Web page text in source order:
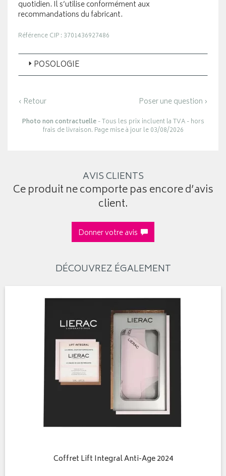
quotidien. Il s’utilise conformément aux
recommandations du fabricant.
Référence CIP : 3701436927486
POSOLOGIE
‹ Retour Poser une question ›
Photo non contractuelle- Tous les prix incluent la TVA - hors
frais de livraison. Page mise à jour le 03/08/2026
AVIS CLIENTS
Ce produit ne comporte pas encore d’avis
client.
Donner votre avis
DÉCOUVREZ ÉGALEMENT
Coffret Lift Integral Anti-Age 2024